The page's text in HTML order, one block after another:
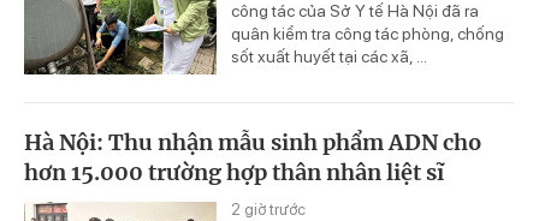
công tác của Sở Y tế Hà Nội đã ra
quân kiểm tra công tác phòng, chống
sốt xuất huyết tại các xã, ...
Hà Nội: Thu nhận mẫu sinh phẩm ADN cho
hơn 15.000 trường hợp thân nhân liệt sĩ
2 giờ trước